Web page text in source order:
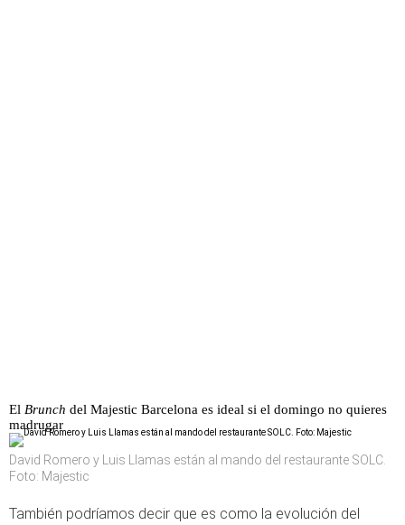
El Brunch del Majestic Barcelona es ideal si el domingo no quieres
madrugar
David Romero y Luis Llamas están al mando del restaurante SOLC.
Foto: Majestic
También podríamos decir que es como la evolución del